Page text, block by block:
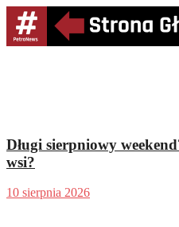
Długi sierpniowy
wsi?
10 sierpnia 2026